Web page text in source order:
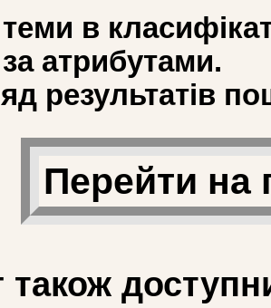
в
атрибутами.
результатів
Перейти на
також